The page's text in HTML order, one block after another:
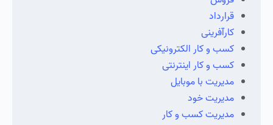
قرارداد
کارآفرینی
کسب و کار الکترونیکی
کسب و کار اینترنتی
مدیریت با موبایل
مدیریت خود
مدیریت کسب و کار